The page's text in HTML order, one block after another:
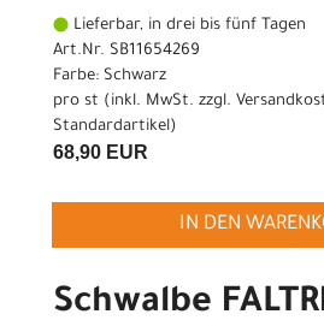
Lieferbar, in drei bis fünf Tagen
Art.Nr. SB11654269
Farbe: Schwarz
pro st (inkl. MwSt. zzgl.
Standardartikel)
68,90 EUR
IN DEN
Schwalbe